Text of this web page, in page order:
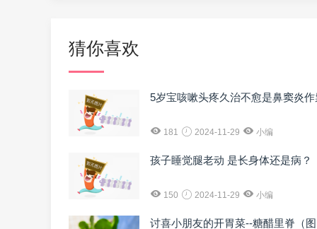
猜你喜欢
5岁宝咳嗽头疼久治不愈是鼻窦炎作
181 2024-11-29 小编
孩子睡觉腿老动 是长身体还是病？
150 2024-11-29 小编
讨喜小朋友的开胃菜--糖醋里脊（